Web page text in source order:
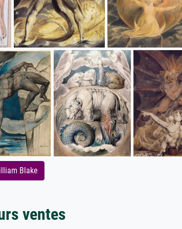
Blake
ventes